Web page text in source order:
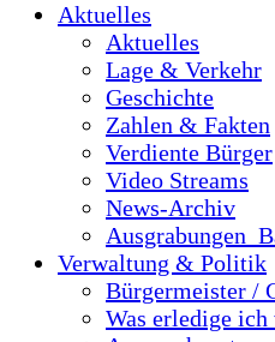
Aktuelles
Aktuelles
Lage & Verkehr
Geschichte
Zahlen & Fakten
Verdiente Bürger
Video Streams
News-Archiv
Verwaltung & Politik
Bürgermeister /
Was erledige ich